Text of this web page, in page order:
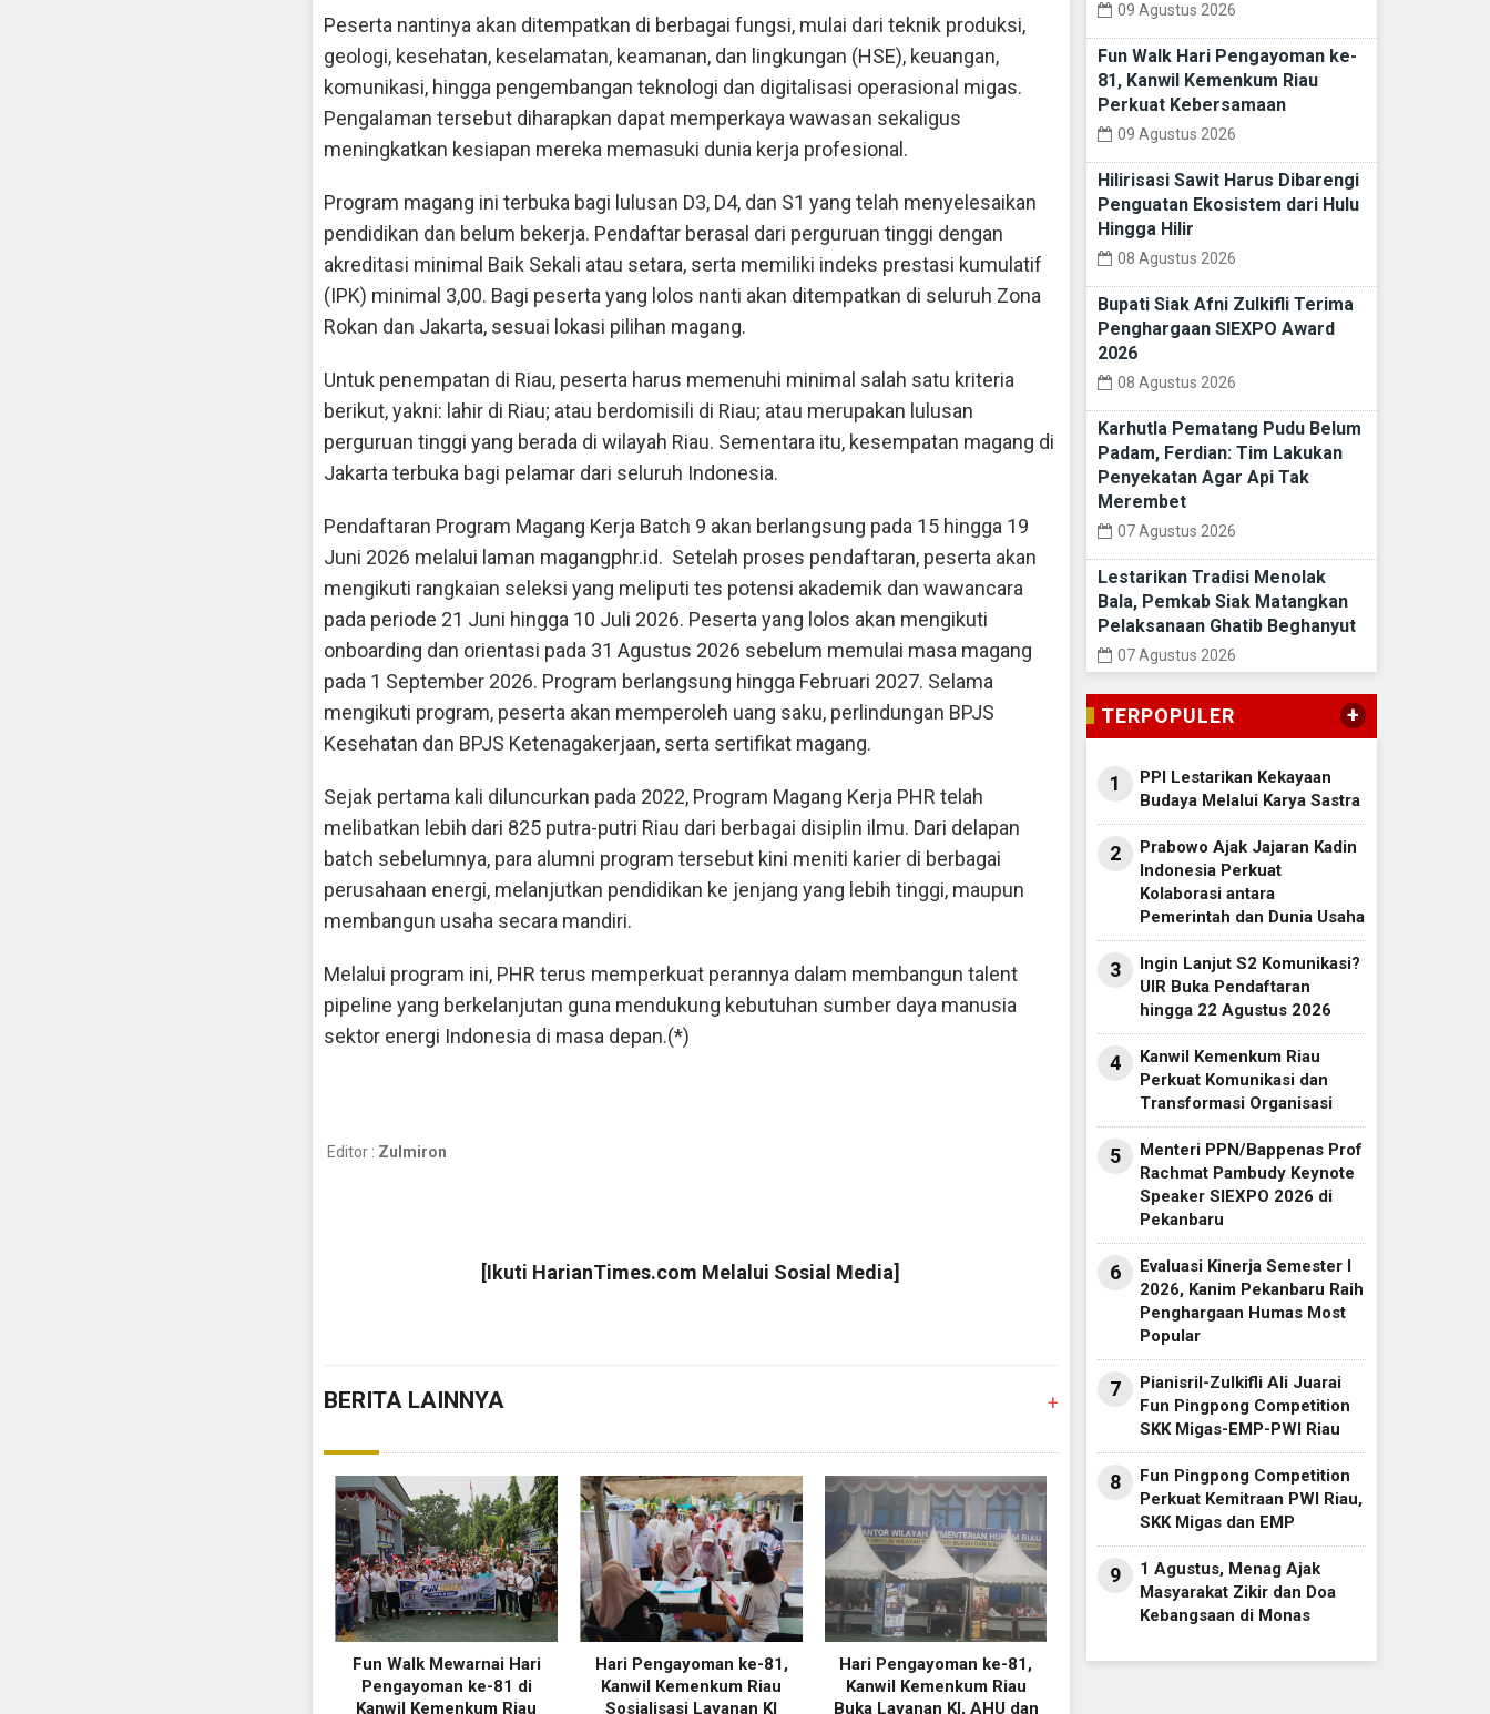
Peserta nantinya akan ditempatkan di berbagai fungsi, mulai dari teknik produksi,
geologi, kesehatan, keselamatan, keamanan, dan lingkungan (HSE), keuangan,
komunikasi, hingga pengembangan teknologi dan digitalisasi operasional migas.
Pengalaman tersebut diharapkan dapat memperkaya wawasan sekaligus
meningkatkan kesiapan mereka memasuki dunia kerja profesional.
Program magang ini terbuka bagi lulusan D3, D4, dan S1 yang telah menyelesaikan
pendidikan dan belum bekerja. Pendaftar berasal dari perguruan tinggi dengan
akreditasi minimal Baik Sekali atau setara, serta memiliki indeks prestasi kumulatif
(IPK) minimal 3,00. Bagi peserta yang lolos nanti akan ditempatkan di seluruh Zona
Rokan dan Jakarta, sesuai lokasi pilihan magang.
Untuk penempatan di Riau, peserta harus memenuhi minimal salah satu kriteria
berikut, yakni: lahir di Riau; atau berdomisili di Riau; atau merupakan lulusan
perguruan tinggi yang berada di wilayah Riau. Sementara itu, kesempatan magang di
Jakarta terbuka bagi pelamar dari seluruh Indonesia.
Pendaftaran Program Magang Kerja Batch 9 akan berlangsung pada 15 hingga 19
Juni 2026 melalui laman magangphr.id. Setelah proses pendaftaran, peserta akan
mengikuti rangkaian seleksi yang meliputi tes potensi akademik dan wawancara
pada periode 21 Juni hingga 10 Juli 2026. Peserta yang lolos akan mengikuti
onboarding dan orientasi pada 31 Agustus 2026 sebelum memulai masa magang
pada 1 September 2026. Program berlangsung hingga Februari 2027. Selama
mengikuti program, peserta akan memperoleh uang saku, perlindungan BPJS
Kesehatan dan BPJS Ketenagakerjaan, serta sertifikat magang.
Sejak pertama kali diluncurkan pada 2022, Program Magang Kerja PHR telah
melibatkan lebih dari 825 putra-putri Riau dari berbagai disiplin ilmu. Dari delapan
batch sebelumnya, para alumni program tersebut kini meniti karier di berbagai
perusahaan energi, melanjutkan pendidikan ke jenjang yang lebih tinggi, maupun
membangun usaha secara mandiri.
Melalui program ini, PHR terus memperkuat perannya dalam membangun talent
pipeline yang berkelanjutan guna mendukung kebutuhan sumber daya manusia
sektor energi Indonesia di masa depan.(*)
Editor : Zulmiron
[Ikuti HarianTimes.com Melalui Sosial Media]
BERITA LAINNYA +
Fun Walk Mewarnai Hari
Pengayoman ke-81 di
Kanwil Kemenkum Riau
Hari Pengayoman ke-81,
Kanwil Kemenkum Riau
Sosialisasi Layanan KI
Hari Pengayoman ke-81,
Kanwil Kemenkum Riau
Buka Layanan KI, AHU dan
09 Agustus 2026
Fun Walk Hari Pengayoman ke-
81, Kanwil Kemenkum Riau
Perkuat Kebersamaan
09 Agustus 2026
Hilirisasi Sawit Harus Dibarengi
Penguatan Ekosistem dari Hulu
Hingga Hilir
08 Agustus 2026
Bupati Siak Afni Zulkifli Terima
Penghargaan SIEXPO Award
2026
08 Agustus 2026
Karhutla Pematang Pudu Belum
Padam, Ferdian: Tim Lakukan
Penyekatan Agar Api Tak
Merembet
07 Agustus 2026
Lestarikan Tradisi Menolak
Bala, Pemkab Siak Matangkan
Pelaksanaan Ghatib Beghanyut
07 Agustus 2026
TERPOPULER +
1
PPI Lestarikan Kekayaan
Budaya Melalui Karya Sastra
2
Prabowo Ajak Jajaran Kadin
Indonesia Perkuat
Kolaborasi antara
Pemerintah dan Dunia Usaha
3
Ingin Lanjut S2 Komunikasi?
UIR Buka Pendaftaran
hingga 22 Agustus 2026
4
Kanwil Kemenkum Riau
Perkuat Komunikasi dan
Transformasi Organisasi
5
Menteri PPN/Bappenas Prof
Rachmat Pambudy Keynote
Speaker SIEXPO 2026 di
Pekanbaru
6
Evaluasi Kinerja Semester I
2026, Kanim Pekanbaru Raih
Penghargaan Humas Most
Popular
7
Pianisril-Zulkifli Ali Juarai
Fun Pingpong Competition
SKK Migas-EMP-PWI Riau
8
Fun Pingpong Competition
Perkuat Kemitraan PWI Riau,
SKK Migas dan EMP
9
1 Agustus, Menag Ajak
Masyarakat Zikir dan Doa
Kebangsaan di Monas